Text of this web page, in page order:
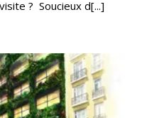
? Soucieux d[...]